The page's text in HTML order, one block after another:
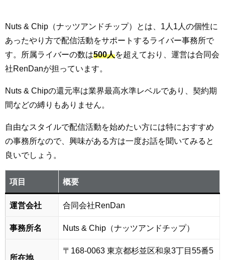
Nuts & Chip（ナッツアンドチップ）とは、1人1人の個性に
あったやり方で配信活動をサポートするライバー事務所で
す。所属ライバーの数は500人を超えており、運営は合同会
社RenDanが担っています。
Nuts & Chipの還元率は業界最高水準レベルであり、契約期
間などの縛りもありません。
自由なスタイルで配信活動を始めたい方には特におすすめ
の事務所なので、興味がある方は一度お話を聞いてみると
良いでしょう。
項目 概要
運営会社 合同会社RenDan
事務所名 Nuts & Chip（ナッツアンドチップ）
所在地
〒168-0063 東京都杉並区和泉3丁目55番5